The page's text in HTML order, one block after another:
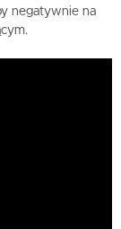
negatywnie na